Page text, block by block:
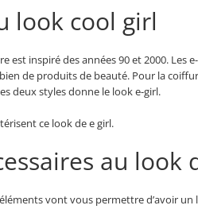
look cool girl
est inspiré des années 90 et 2000.
de produits de beauté. Pour la
deux styles donne le look e-girl.
ce look de e girl.
au look
vont vous permettre d’avoir